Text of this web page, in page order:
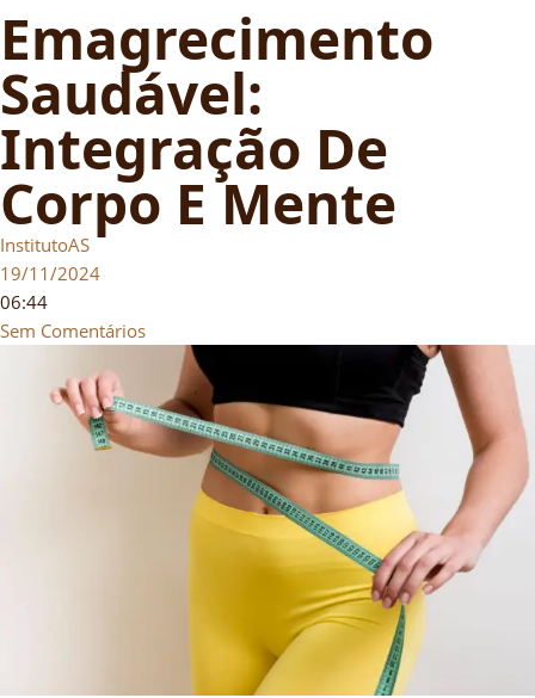
Emagrecimento
Saudável:
Integração De
Corpo E Mente
InstitutoAS
19/11/2024
06:44
Sem Comentários